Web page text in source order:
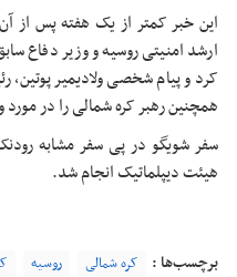
این خبر کمتر از یک هفته پس از
ارشد امنیتی روسیه و وزیر دفاع
کرد و پیام شخصی ولادیمیر پوتین،
همچنین رهبر کره شمالی را در
سفر شویگو در پی سفر مشابه
هیئت دیپلماتیک انجام شد.
برچسب‌ها : کره شمالی روسیه